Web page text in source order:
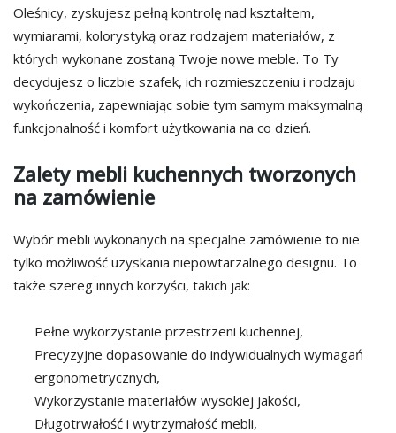
Oleśnicy, zyskujesz pełną kontrolę nad kształtem,
wymiarami, kolorystyką oraz rodzajem materiałów, z
których wykonane zostaną Twoje nowe meble. To Ty
decydujesz o liczbie szafek, ich rozmieszczeniu i rodzaju
wykończenia, zapewniając sobie tym samym maksymalną
funkcjonalność i komfort użytkowania na co dzień.
Zalety mebli kuchennych tworzonych
na zamówienie
Wybór mebli wykonanych na specjalne zamówienie to nie
tylko możliwość uzyskania niepowtarzalnego designu. To
także szereg innych korzyści, takich jak:
Pełne wykorzystanie przestrzeni kuchennej,
Precyzyjne dopasowanie do indywidualnych wymagań
ergonometrycznych,
Wykorzystanie materiałów wysokiej jakości,
Długotrwałość i wytrzymałość mebli,